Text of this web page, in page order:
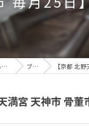
兵庫の遺品整理なら古美術 稲田屋 ブログ 【京都 北野天満
満宮 天神市 骨